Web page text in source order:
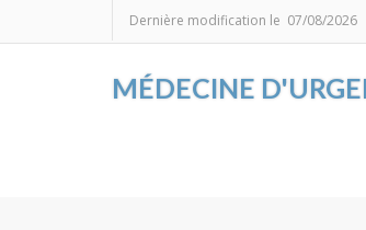
Dernière modification le 07/08/2026
MÉDECINE